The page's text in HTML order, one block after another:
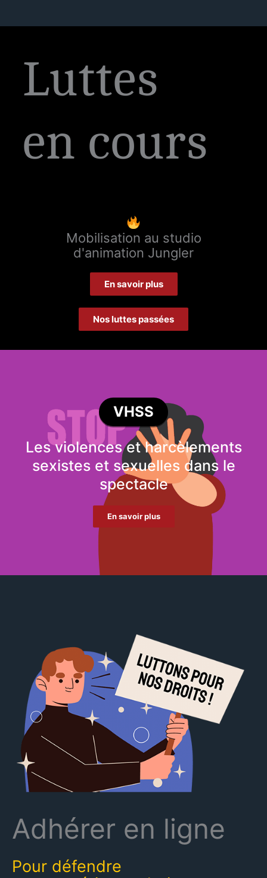
Luttes
en cours
Mobilisation au studio
d'animation Jungler
En savoir plus
Nos luttes passées
VHSS
Les violences et harcèlements
sexistes et sexuelles dans le
spectacle
En savoir plus
Adhérer en ligne
Pour défendre